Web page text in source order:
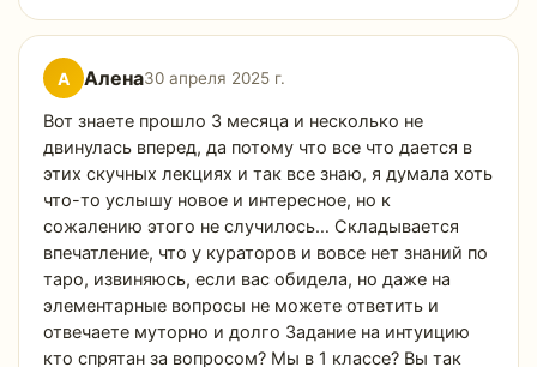
А Алена30 апреля 2025 г.
Вот знаете прошло 3 месяца и несколько не
двинулась вперед, да потому что все что дается в
этих скучных лекциях и так все знаю, я думала хоть
что-то услышу новое и интересное, но к
сожалению этого не случилось… Складывается
впечатление, что у кураторов и вовсе нет знаний по
таро, извиняюсь, если вас обидела, но даже на
элементарные вопросы не можете ответить и
отвечаете муторно и долго Задание на интуицию
кто спрятан за вопросом? Мы в 1 классе? Вы так